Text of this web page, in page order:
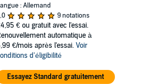
: Allemand
9 notations
€ ou gratuit avec l'essai.
automatique à
€/mois après l'essai. Voir
d'éligibilité
Essayez Standard gratuitement